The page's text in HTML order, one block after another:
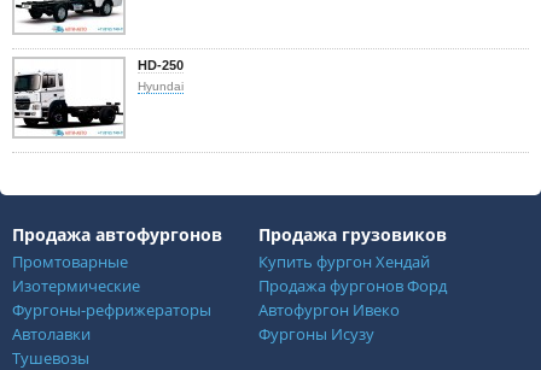
HD-250
Hyundai
Продажа автофургонов
Промтоварные
Изотермические
Фургоны-рефрижераторы
Автолавки
Тушевозы
Продажа грузовиков
Купить фургон Хендай
Продажа фургонов Форд
Автофургон Ивеко
Фургоны Исузу